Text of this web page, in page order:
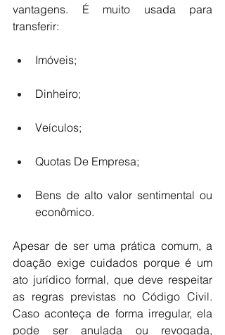
vantagens. É muito usada para
transferir:
Imóveis;
Dinheiro;
Veículos;
Quotas De Empresa;
Bens de alto valor sentimental ou
econômico.
Apesar de ser uma prática comum, a
doação exige cuidados porque é um
ato jurídico formal, que deve respeitar
as regras previstas no Código Civil.
Caso aconteça de forma irregular, ela
pode ser anulada ou revogada,